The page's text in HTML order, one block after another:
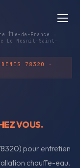
Île-de-France
Le Mesnil-Saint-
DENIS 78320 ·
VOUS.
pour entretien
chauffe-eau.